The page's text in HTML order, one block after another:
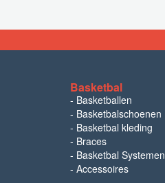
Basketbal
- Basketballen
- Basketbalschoenen
- Basketbal kleding
- Braces
- Basketbal Systemen
- Accessoires